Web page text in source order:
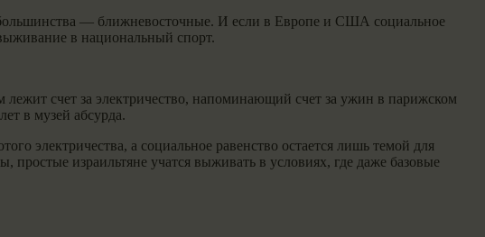
большинства — ближневосточные. И если в Европе и США социальное
выживание в национальный спорт.
счет за электричество, напоминающий счет за ужин в парижском
в музей абсурда.
электричества, а социальное равенство остается лишь темой для
израильтяне учатся выживать в условиях, где даже базовые